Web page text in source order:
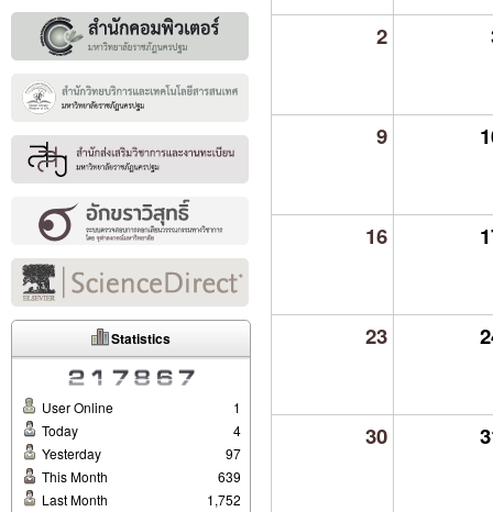
Statistics
User Online
1
Today
4
Yesterday
97
This Month
639
Last Month
1,752
2
9
16
23
30